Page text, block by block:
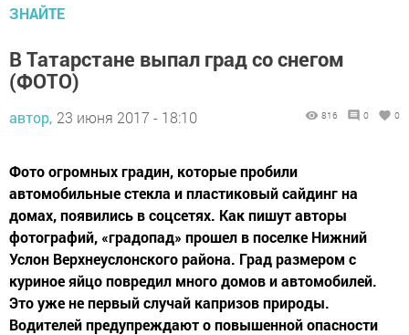
ЗНАЙТЕ
В Татарстане выпал град со снегом
(ФОТО)
автор, 23 июня 2017 - 18:10 816 0 0
Фото огромных градин, которые пробили
автомобильные стекла и пластиковый сайдинг на
домах, появились в соцсетях. Как пишут авторы
фотографий, «градопад» прошел в поселке Нижний
Услон Верхнеуслонского района. Град размером с
куриное яйцо повредил много домов и автомобилей.
Это уже не первый случай капризов природы.
Водителей предупреждают о повышенной опасности